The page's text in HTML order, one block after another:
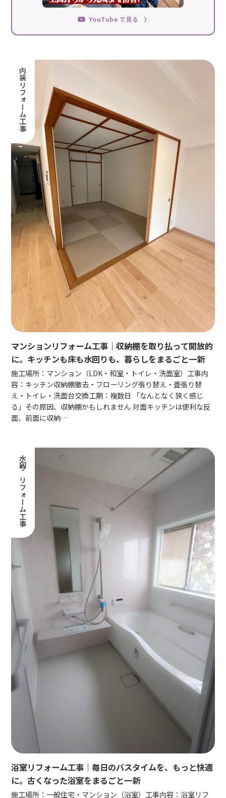
YouTube で見る 〉
内装リフォーム工事
マンションリフォーム工事｜収納棚を取り払って開放的
に。キッチンも床も水回りも、暮らしをまるごと一新
施工場所：マンション（LDK・和室・トイレ・洗面室）工事内
容：キッチン収納棚撤去・フローリング張り替え・畳張り替
え・トイレ・洗面台交換工期：複数日 「なんとなく狭く感じ
る」その原因、収納棚かもしれません 対面キッチンは便利な反
面、前面に収納…
水回りリフォーム工事
浴室リフォーム工事｜毎日のバスタイムを、もっと快適
に。古くなった浴室をまるごと一新
施工場所：一般住宅・マンション（浴室）工事内容：浴室リフ